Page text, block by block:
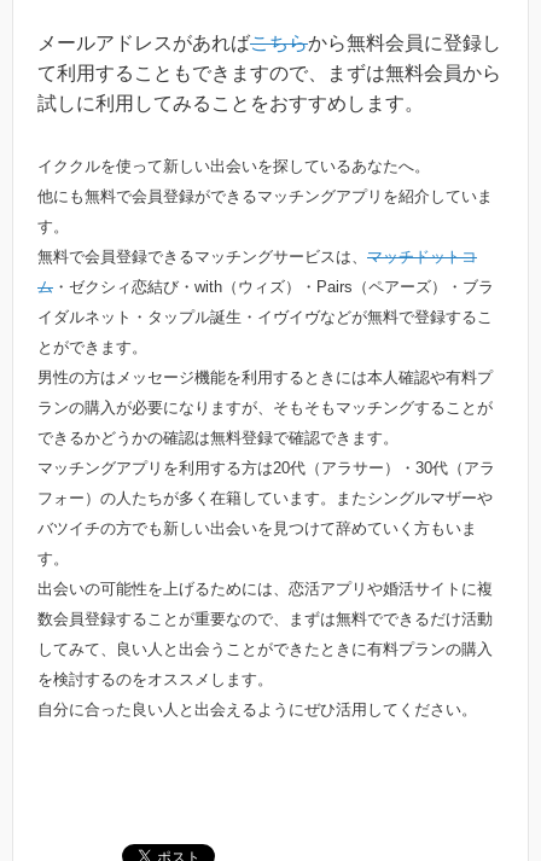
メールアドレスがあればこちらから無料会員に登録し
て利用することもできますので、まずは無料会員から
試しに利用してみることをおすすめします。
イククルを使って新しい出会いを探しているあなたへ。
他にも無料で会員登録ができるマッチングアプリを紹介していま
す。
無料で会員登録できるマッチングサービスは、 マッチドットコ
ム ・ゼクシィ恋結び・with（ウィズ）・Pairs（ペアーズ）・ブラ
イダルネット・タップル誕生・イヴイヴなどが無料で登録するこ
とができます。
男性の方はメッセージ機能を利用するときには本人確認や有料プ
ランの購入が必要になりますが、そもそもマッチングすることが
できるかどうかの確認は無料登録で確認できます。
マッチングアプリを利用する方は20代（アラサー）・30代（アラ
フォー）の人たちが多く在籍しています。またシングルマザーや
バツイチの方でも新しい出会いを見つけて辞めていく方もいま
す。
出会いの可能性を上げるためには、恋活アプリや婚活サイトに複
数会員登録することが重要なので、まずは無料でできるだけ活動
してみて、良い人と出会うことができたときに有料プランの購入
を検討するのをオススメします。
自分に合った良い人と出会えるようにぜひ活用してください。